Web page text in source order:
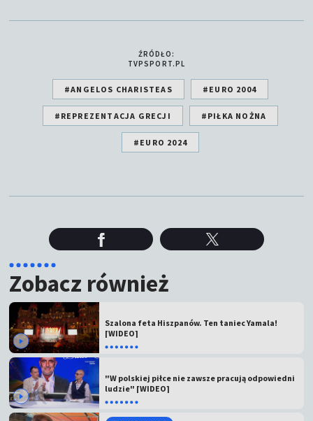
ŹRÓDŁO:
TVPSPORT.PL
#ANGELOS CHARISTEAS #EURO 2004
#REPREZENTACJA GRECJI #PIŁKA NOŻNA
#EURO 2024
Zobacz również
Szalona feta Hiszpanów. Ten taniec Yamala!
[WIDEO]
"W polskiej piłce nie zawsze pracują odpowiedni
ludzie" [WIDEO]